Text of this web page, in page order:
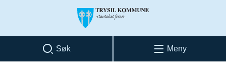
Trysil kommune
Søk Meny